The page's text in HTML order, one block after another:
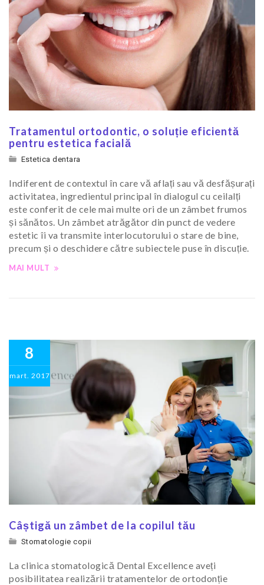
Tratamentul ortodontic, o soluție eficientă
pentru estetica facială
Estetica dentara
Indiferent de contextul în care vă aflați sau vă desfășurați
activitatea, ingredientul principal în dialogul cu ceilalți
este conferit de cele mai multe ori de un zâmbet frumos
și sănătos. Un zâmbet atrăgător din punct de vedere
estetic îi va transmite interlocutorului o stare de bine,
precum și o deschidere către subiectele puse în discuție.
MAI MULT
8
mart. 2017
Câștigă un zâmbet de la copilul tău
Stomatologie copii
La clinica stomatologică Dental Excellence aveți
posibilitatea realizării tratamentelor de ortodonție